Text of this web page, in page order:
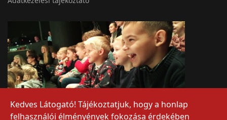
Kedves Látogató! Tájékoztatjuk, hogy a honlap
felhasználói élményények fokozása érdekében